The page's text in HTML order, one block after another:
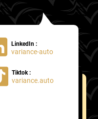
LinkedIn :
variance-auto
Tiktok :
variance.auto